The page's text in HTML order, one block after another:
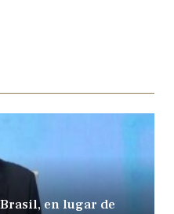
en lugar de